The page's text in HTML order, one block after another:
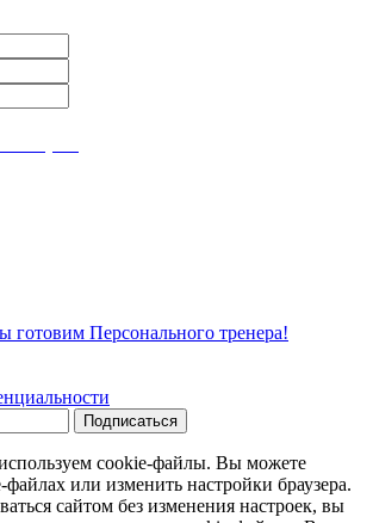
готовим Персонального тренера!
cookie-файлы. Вы можете
или изменить настройки браузера.
сайтом без изменения настроек, вы